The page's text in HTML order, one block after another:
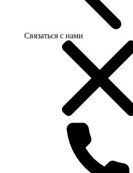
Связаться с нами